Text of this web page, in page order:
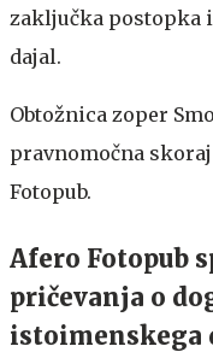
zaključka postopka
dajal.
Obtožnica zoper
pravnomočna
Fotopub.
Afero Fotopub
pričevanja o
istoimenskega